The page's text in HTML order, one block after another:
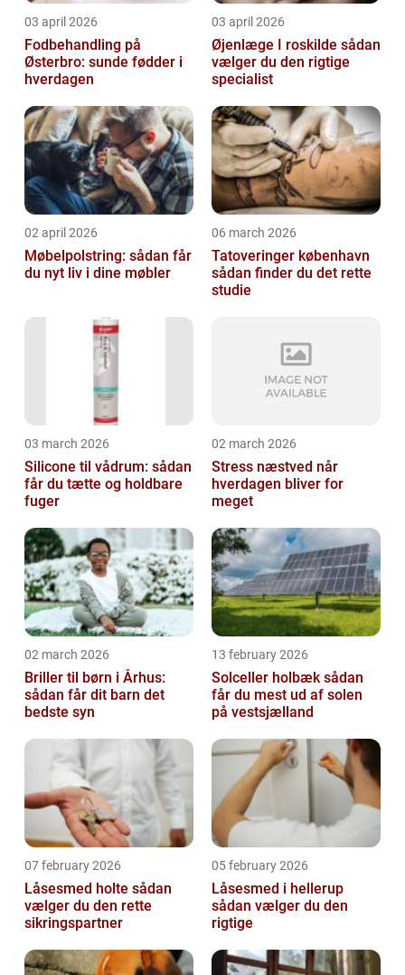
03 april 2026
Fodbehandling på
Østerbro: sunde fødder i
hverdagen
03 april 2026
Øjenlæge I roskilde sådan
vælger du den rigtige
specialist
02 april 2026
Møbelpolstring: sådan får
du nyt liv i dine møbler
06 march 2026
Tatoveringer københavn
sådan finder du det rette
studie
03 march 2026
Silicone til vådrum: sådan
får du tætte og holdbare
fuger
02 march 2026
Stress næstved når
hverdagen bliver for
meget
02 march 2026
Briller til børn i Århus:
sådan får dit barn det
bedste syn
13 february 2026
Solceller holbæk sådan
får du mest ud af solen
på vestsjælland
07 february 2026
Låsesmed holte sådan
vælger du den rette
sikringspartner
05 february 2026
Låsesmed i hellerup
sådan vælger du den
rigtige